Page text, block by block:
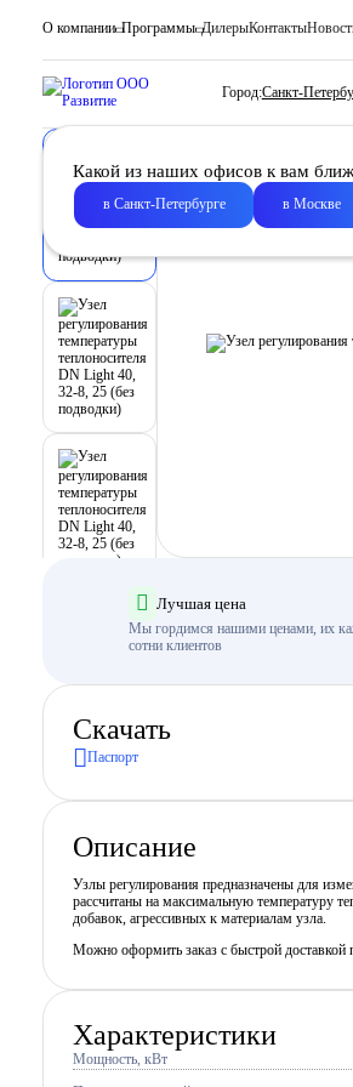
О компании Программы ДилерыКонтакты
Город:Санкт-
Какой из наших офисов к вам
в Санкт-Петербурге в Москве
Лучшая цена
Мы гордимся нашими ценами, их
сотни клиентов
Скачать
Паспорт
Описание
Узлы регулирования предназначены для
рассчитаны на максимальную температуру
добавок, агрессивных к материалам узла.
Можно оформить заказ с быстрой
Характеристики
Мощность, кВт